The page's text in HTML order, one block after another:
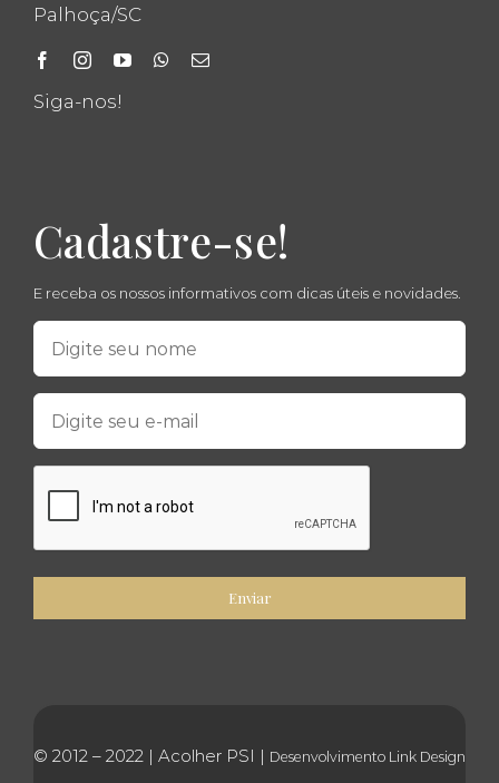
Palhoça/SC
Siga-nos!
Cadastre-se!
E receba os nossos informativos com dicas úteis e novidades.
© 2012 – 2022 | Acolher PSI | Desenvolvimento Link Design